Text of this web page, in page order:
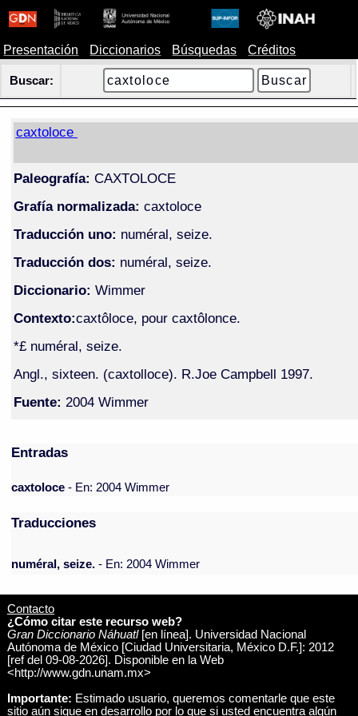
Presentación Diccionarios Búsquedas Créditos
Buscar:
caxtoloce
Paleografía: CAXTOLOCE
Grafía normalizada: caxtoloce
Traducción uno: numéral, seize.
Traducción dos: numéral, seize.
Diccionario: Wimmer
Contexto:caxtôloce, pour caxtôlonce.
*£ numéral, seize.
Angl., sixteen. (caxtolloce). R.Joe Campbell 1997.
Fuente: 2004 Wimmer
Entradas
caxtoloce- En: 2004 Wimmer
Traducciones
numéral, seize. - En: 2004 Wimmer
Contacto
¿Cómo citar este recurso web?
Gran Diccionario Náhuatl[en línea]. Universidad Nacional
Autónoma de México [Ciudad Universitaria, México D.F.]: 2012
[ref del 09-08-2026]. Disponible en la Web
<http://www.gdn.unam.mx>
Importante: Estimado usuario, queremos comentarle que este
sitio aún sigue en desarrollo por lo que si usted encuentra algún